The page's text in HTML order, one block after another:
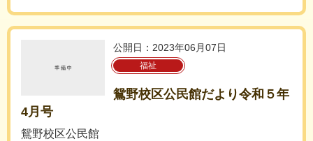
公開日：2023年06月07日
福祉
鴛野校区公民館だより令和５年
4月号
鴛野校区公民館